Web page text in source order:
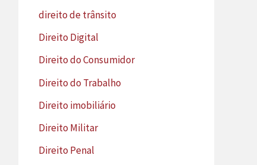
direito de trânsito
Direito Digital
Direito do Consumidor
Direito do Trabalho
Direito imobiliário
Direito Militar
Direito Penal